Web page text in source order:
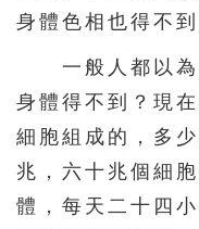
身體色相也得不到
一般人都以為
身體得不到？現
細胞組成的，多
兆，六十兆個細
體，每天二十四